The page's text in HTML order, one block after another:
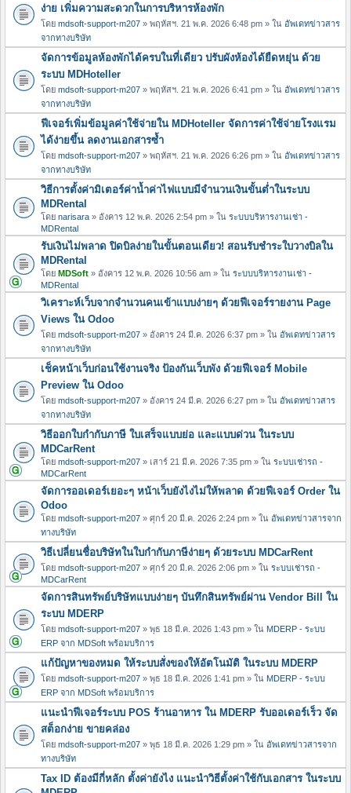
ง่าย เพิ่มความสะดวกในการบริหารห้องพัก
โดย mdsoft-support-m207 » พฤหัสฯ. 21 พ.ค. 2026 6:48 pm » ใน อัพเดทข่าวสาร
จากทางบริษัท
จัดการข้อมูลห้องพักได้ครบในที่เดียว ปรับผังห้องได้ยืดหยุ่น ด้วย
ระบบ MDHoteller
โดย mdsoft-support-m207 » พฤหัสฯ. 21 พ.ค. 2026 6:41 pm » ใน อัพเดทข่าวสาร
จากทางบริษัท
ฟีเจอร์เพิ่มข้อมูลค่าใช้จ่ายใน MDHoteller จัดการค่าใช้จ่ายโรงแรม
ได้ง่ายขึ้น ลดงานเอกสารซ้ำ
โดย mdsoft-support-m207 » พฤหัสฯ. 21 พ.ค. 2026 6:26 pm » ใน อัพเดทข่าวสาร
จากทางบริษัท
วิธีการตั้งค่ามิเตอร์ค่าน้ำค่าไฟแบบมีจำนวนเงินขั้นต่ำในระบบ
MDRental
โดย narisara » อังคาร 12 พ.ค. 2026 2:54 pm » ใน ระบบบริหารงานเช่า -
MDRental
รับเงินไม่พลาด ปิดบิลง่ายในขั้นตอนเดียว! สอนรับชำระใบวางบิลใน
MDRental
โดย MDSoft » อังคาร 12 พ.ค. 2026 10:56 am » ใน ระบบบริหารงานเช่า -
MDRental
วิเคราะห์เว็บจากจำนวนคนเข้าแบบง่ายๆ ด้วยฟีเจอร์รายงาน Page
Views ใน Odoo
โดย mdsoft-support-m207 » อังคาร 24 มี.ค. 2026 6:37 pm » ใน อัพเดทข่าวสาร
จากทางบริษัท
เช็คหน้าเว็บก่อนใช้งานจริง ป้องกันเว็บพัง ด้วยฟีเจอร์ Mobile
Preview ใน Odoo
โดย mdsoft-support-m207 » อังคาร 24 มี.ค. 2026 6:27 pm » ใน อัพเดทข่าวสาร
จากทางบริษัท
วิธีออกใบกำกับภาษี ใบเสร็จแบบย่อ และแบบด่วน ในระบบ
MDCarRent
โดย mdsoft-support-m207 » เสาร์ 21 มี.ค. 2026 7:35 pm » ใน ระบบเช่ารถ -
MDCarRent
จัดการออเดอร์เยอะๆ หน้าเว็บยังไงไม่ให้พลาด ด้วยฟีเจอร์ Order ใน
Odoo
โดย mdsoft-support-m207 » ศุกร์ 20 มี.ค. 2026 2:24 pm » ใน อัพเดทข่าวสารจาก
ทางบริษัท
วิธีเปลี่ยนชื่อบริษัทในใบกำกับภาษีง่ายๆ ด้วยระบบ MDCarRent
โดย mdsoft-support-m207 » ศุกร์ 20 มี.ค. 2026 2:06 pm » ใน ระบบเช่ารถ -
MDCarRent
จัดการสินทรัพย์บริษัทแบบง่ายๆ บันทึกสินทรัพย์ผ่าน Vendor Bill ใน
ระบบ MDERP
โดย mdsoft-support-m207 » พุธ 18 มี.ค. 2026 1:43 pm » ใน MDERP - ระบบ
ERP จาก MDSoft พร้อมบริการ
แก้ปัญหาของหมด ให้ระบบสั่งของให้อัตโนมัติ ในระบบ MDERP
โดย mdsoft-support-m207 » พุธ 18 มี.ค. 2026 1:41 pm » ใน MDERP - ระบบ
ERP จาก MDSoft พร้อมบริการ
แนะนำฟีเจอร์ระบบ POS ร้านอาหาร ใน MDERP รับออเดอร์เร็ว จัด
สต็อกง่าย ขายคล่อง
โดย mdsoft-support-m207 » พุธ 18 มี.ค. 2026 1:29 pm » ใน อัพเดทข่าวสารจาก
ทางบริษัท
Tax ID ต้องมีกี่หลัก ตั้งค่ายังไง แนะนำวิธีตั้งค่าใช้กับเอกสาร ในระบบ